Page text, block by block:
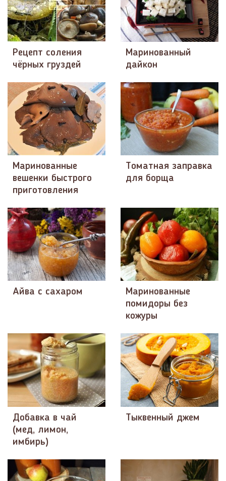
Рецепт соления
чёрных груздей
Маринованный
дайкон
Маринованные
вешенки быстрого
приготовления
Томатная заправка
для борща
Айва с сахаром
Маринованные
помидоры без
кожуры
Добавка в чай
(мед, лимон,
имбирь)
Тыквенный джем